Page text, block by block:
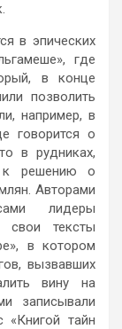
в эпических
где
в конце
позволить
например, в
говорится о
в рудниках,
к решению о
Авторами
лидеры
свои тексты
в котором
вызвавших
вину на
записывали
тайн